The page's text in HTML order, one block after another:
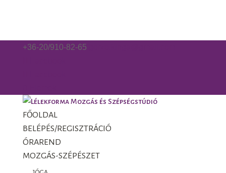
+36-20/910-82-65
FŐOLDAL
BELÉPÉS/REGISZTRÁCIÓ
ÓRAREND
MOZGÁS-SZÉPÉSZET